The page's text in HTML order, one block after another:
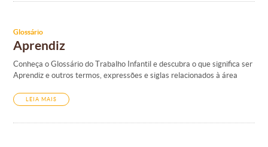
Glossário
Aprendiz
Conheça o Glossário do Trabalho Infantil e descubra o que significa ser
Aprendiz e outros termos, expressões e siglas relacionados à área
LEIA MAIS